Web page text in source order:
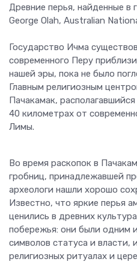
Древние перья, найденные в
George Olah, Australian
Государство Ичма
современного Перу
нашей эры, пока не было
Главным религиозным
Пачакамак,
40 километрах от
Лимы.
Во время раскопок в
гробниц, принадлежавшей
археологи нашли хорошо
Известно, что яркие перья
ценились в древних
побережья: они были одним
символов статуса и власти,
религиозных ритуалах и